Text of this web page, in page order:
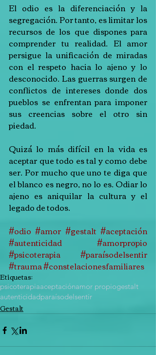
El odio es la diferenciación y la
segregación. Por tanto, es limitar los
recursos de los que dispones para
comprender tu realidad. El amor
persigue la unificación de miradas
con el respeto hacia lo ajeno y lo
desconocido. Las guerras surgen de
conflictos de intereses donde dos
pueblos se enfrentan para imponer
sus creencias sobre el otro sin
piedad.
Quizá lo más difícil en la vida es
aceptar que todo es tal y como debe
ser. Por mucho que uno te diga que
el blanco es negro, no lo es. Odiar lo
ajeno es aniquilar la cultura y el
legado de todos.
#odio #amor #gestalt #aceptación
#autenticidad
#amorpropio
#psicoterapia
#paraísodelsentir
#trauma#constelacionesfamiliares
Etiquetas:
psicoterapiaaceptaciónamor propiogestalt
autenticidadparaísodelsentir
Gestalt